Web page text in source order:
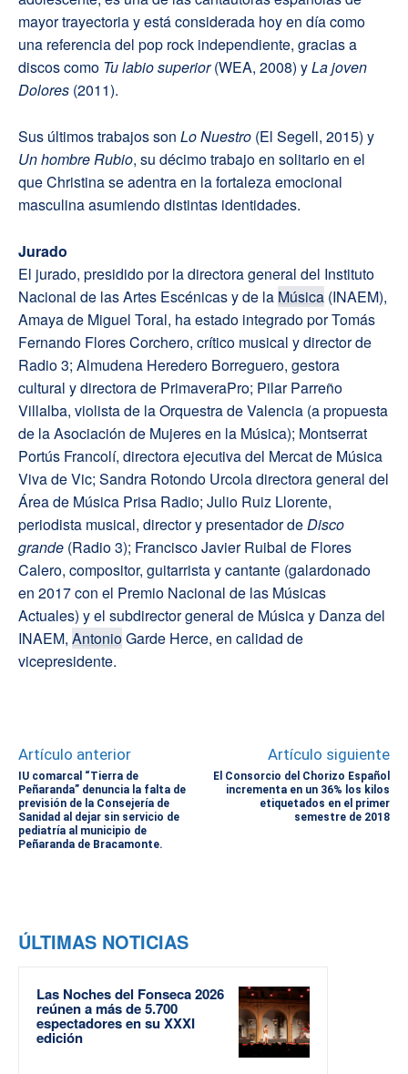
mayor trayectoria y está considerada hoy en día como
una referencia del pop rock independiente, gracias a
discos como Tu labio superior(WEA, 2008) yLa joven
Dolores (2011).
Sus últimos trabajos son Lo Nuestro (El Segell, 2015) y
Un hombre Rubio, su décimo trabajo en solitario en el
que Christina se adentra en la fortaleza emocional
masculina asumiendo distintas identidades.
Jurado
El jurado, presidido por la directora general del Instituto
Nacional de las Artes Escénicas y de la Música (INAEM),
Amaya de Miguel Toral, ha estado integrado por Tomás
Fernando Flores Corchero, crítico musical y director de
Radio 3; Almudena Heredero Borreguero, gestora
cultural y directora de PrimaveraPro; Pilar Parreño
Villalba, violista de la Orquestra de Valencia (a propuesta
de la Asociación de Mujeres en la Música); Montserrat
Portús Francolí, directora ejecutiva del Mercat de Música
Viva de Vic; Sandra Rotondo Urcola directora general del
Área de Música Prisa Radio; Julio Ruiz Llorente,
periodista musical, director y presentador deDisco
grande (Radio 3); Francisco Javier Ruibal de Flores
Calero, compositor, guitarrista y cantante (galardonado
en 2017 con el Premio Nacional de las Músicas
Actuales) y el subdirector general de Música y Danza del
INAEM, AntonioGarde Herce, en calidad de
vicepresidente.
Artículo anterior
IU comarcal “Tierra de
Peñaranda” denuncia la falta de
previsión de la Consejería de
Sanidad al dejar sin servicio de
pediatría al municipio de
Peñaranda de Bracamonte.
Artículo siguiente
El Consorcio del Chorizo Español
incrementa en un 36% los kilos
etiquetados en el primer
semestre de 2018
ÚLTIMAS NOTICIAS
Las Noches del Fonseca 2026
reúnen a más de 5.700
espectadores en su XXXI
edición